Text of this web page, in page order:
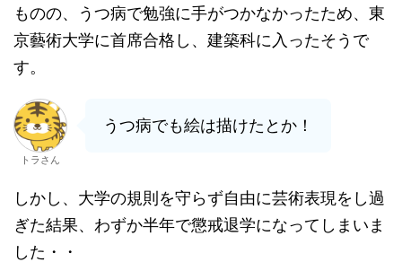
ものの、うつ病で勉強に手がつかなかったため、東
京藝術大学に首席合格し、建築科に入ったそうで
す。
トラさん
うつ病でも絵は描けたとか！
しかし、大学の規則を守らず自由に芸術表現をし過
ぎた結果、わずか半年で懲戒退学になってしまいま
した・・